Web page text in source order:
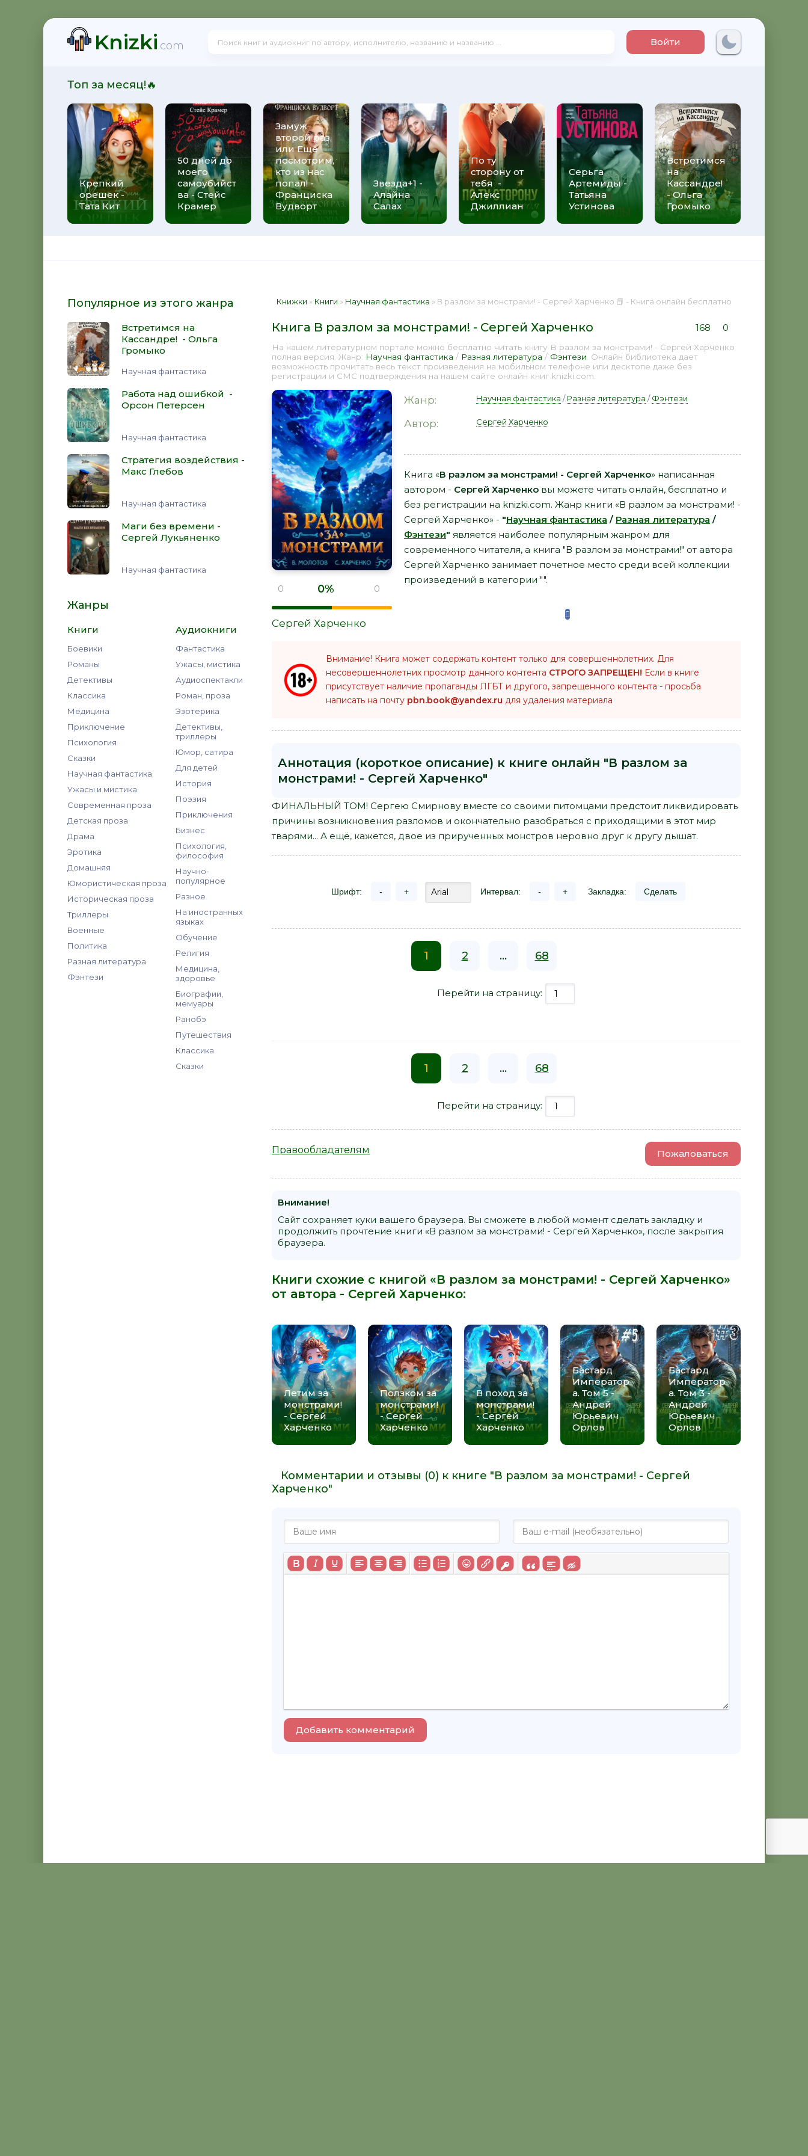
Knizki.com Войти
Топ за месяц!🔥
Крепкий
орешек -
Тата Кит
50 дней до
моего
самоубийст
ва - Стейс
Крамер
Замуж
второй раз,
или Ещё
посмотрим,
кто из нас
попал! -
Франциска
Вудворт
Звезда+1 -
Алайна
Салах
По ту
сторону от
тебя -
Алекс
Джиллиан
Серьга
Артемиды -
Татьяна
Устинова
Встретимся
на
Кассандре!
- Ольга
Громыко
Популярное из этого жанра
Встретимся на
Кассандре! - Ольга
Громыко
Научная фантастика
Работа над ошибкой -
Орсон Петерсен
Научная фантастика
Стратегия воздействия -
Макс Глебов
Научная фантастика
Маги без времени -
Сергей Лукьяненко
Научная фантастика
Жанры
Книги
Боевики
Романы
Детективы
Классика
Медицина
Приключение
Психология
Сказки
Научная фантастика
Ужасы и мистика
Современная проза
Детская проза
Драма
Эротика
Домашняя
Юмористическая проза
Историческая проза
Триллеры
Военные
Политика
Разная литература
Фэнтези
Аудиокниги
Фантастика
Ужасы, мистика
Аудиоспектакли
Роман, проза
Эзотерика
Детективы,
триллеры
Юмор, сатира
Для детей
История
Поэзия
Приключения
Бизнес
Психология,
философия
Научно-
популярное
Разное
На иностранных
языках
Обучение
Религия
Медицина,
здоровье
Биографии,
мемуары
Ранобэ
Путешествия
Классика
Сказки
Книжки » Книги » Научная фантастика » В разлом за монстрами! - Сергей Харченко 📕 - Книга онлайн бесплатно
Книга В разлом за монстрами! - Сергей Харченко 168 0
На нашем литературном портале можно бесплатно читать книгу В разлом за монстрами! - Сергей Харченко
полная версия. Жанр: Научная фантастика / Разная литература / Фэнтези . Онлайн библиотека дает
возможность прочитать весь текст произведения на мобильном телефоне или десктопе даже без
регистрации и СМС подтверждения на нашем сайте онлайн книг knizki.com.
0 0% 0
Сергей Харченко
Жанр: Научная фантастика /Разная литература /Фэнтези
Автор: Сергей Харченко
Книга «В разлом за монстрами! - Сергей Харченко» написанная
автором - Сергей Харченко вы можете читать онлайн, бесплатно и
без регистрации на knizki.com. Жанр книги «В разлом за монстрами! -
Сергей Харченко» - "Научная фантастика / Разная литература /
Фэнтези" является наиболее популярным жанром для
современного читателя, а книга "В разлом за монстрами!" от автора
Сергей Харченко занимает почетное место среди всей коллекции
произведений в категории "".
Внимание! Книга может содержать контент только для совершеннолетних. Для
несовершеннолетних просмотр данного контента СТРОГО ЗАПРЕЩЕН! Если в книге
присутствует наличие пропаганды ЛГБТ и другого, запрещенного контента - просьба
написать на почту pbn.book@yandex.ru для удаления материала
Аннотация (короткое описание) к книге онлайн "В разлом за
монстрами! - Сергей Харченко"
ФИНАЛЬНЫЙ ТОМ! Сергею Смирнову вместе со своими питомцами предстоит ликвидировать
причины возникновения разломов и окончательно разобраться с приходящими в этот мир
тварями... А ещё, кажется, двое из прирученных монстров неровно друг к другу дышат.
Шрифт: - + Интервал: - + Закладка: Сделать
1 2 ... 68
Перейти на страницу:
1 2 ... 68
Перейти на страницу:
Правообладателям Пожаловаться
Внимание!
Сайт сохраняет куки вашего браузера. Вы сможете в любой момент сделать закладку и
продолжить прочтение книги «В разлом за монстрами! - Сергей Харченко», после закрытия
браузера.
Книги схожие с книгой «В разлом за монстрами! - Сергей Харченко»
от автора - Сергей Харченко:
Летим за
монстрами!
- Сергей
Харченко
Ползком за
монстрами!
- Сергей
Харченко
В поход за
монстрами!
- Сергей
Харченко
Бастард
Император
а. Том 5 -
Андрей
Юрьевич
Орлов
Бастард
Император
а. Том 3 -
Андрей
Юрьевич
Орлов
Комментарии и отзывы (0) к книге "В разлом за монстрами! - Сергей
Харченко"
Добавить комментарий
- Ольга Громыко
Петерсен